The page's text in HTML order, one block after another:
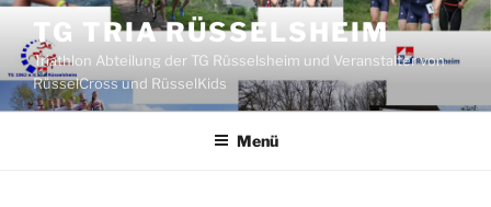
Zum
Inhalt
springen
TG TRIA RÜSSELSHEIM
Triathlon Abteilung der TG Rüsselsheim und Veranstalter von
RüsselCross und RüsselKids
Menü